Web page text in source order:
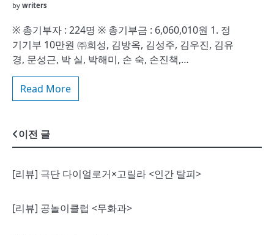
by writers
※ 총기부자 : 224명 ※ 총기부금 : 6,060,010원 1. 정
기기부 10만원 ㈜희성, 김방옥, 김성주, 김우진, 김유
경, 문성근, 박 실, 박해미, 손 숙, 손진책,…
Read More
글
비
게
이전 글
[리뷰] 극단 다이얼로거×고릴라 <인간 탈피>
[리뷰] 공놀이클럽 <무화과>